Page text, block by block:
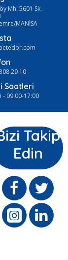
Mh. 5601 Sk.
MANİSA
29 10
Saatleri
- 09:00-17:00
Takip
Edin